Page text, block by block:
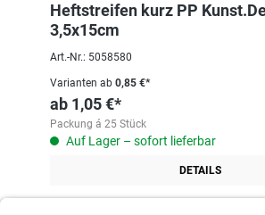
Heftstreifen kurz PP
3,5x15cm
Art.-Nr.: 5058580
Varianten ab 0,85 €*
ab 1,05 €*
Packung á 25 Stück
Auf Lager – sofort lieferbar
DETAILS